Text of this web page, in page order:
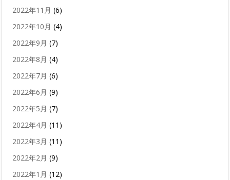
2022年11月 (6)
2022年10月 (4)
2022年9月 (7)
2022年8月 (4)
2022年7月 (6)
2022年6月 (9)
2022年5月 (7)
2022年4月 (11)
2022年3月 (11)
2022年2月 (9)
2022年1月 (12)